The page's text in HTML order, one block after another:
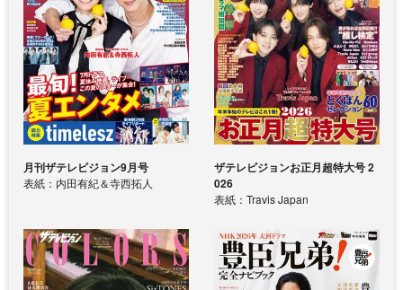
月刊ザテレビジョン9月号
表紙：内田有紀＆寺西拓人
ザテレビジョンお正月超特大号 2
026
表紙：Travis Japan